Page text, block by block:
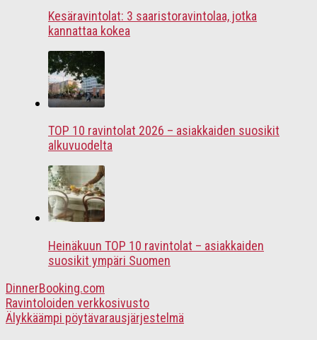
Kesäravintolat: 3 saaristoravintolaa, jotka
kannattaa kokea
TOP 10 ravintolat 2026 – asiakkaiden suosikit
alkuvuodelta
Heinäkuun TOP 10 ravintolat – asiakkaiden
suosikit ympäri Suomen
DinnerBooking.com
Ravintoloiden verkkosivusto
Älykkäämpi pöytävarausjärjestelmä